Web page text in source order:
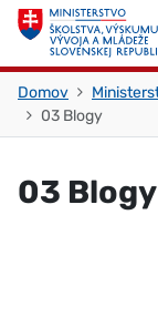
Skočiť na obsah
Domov
03 Blogy
03 Blogy
Skočiť na začiatok